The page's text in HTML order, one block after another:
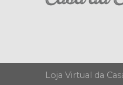
Loja Virtual da